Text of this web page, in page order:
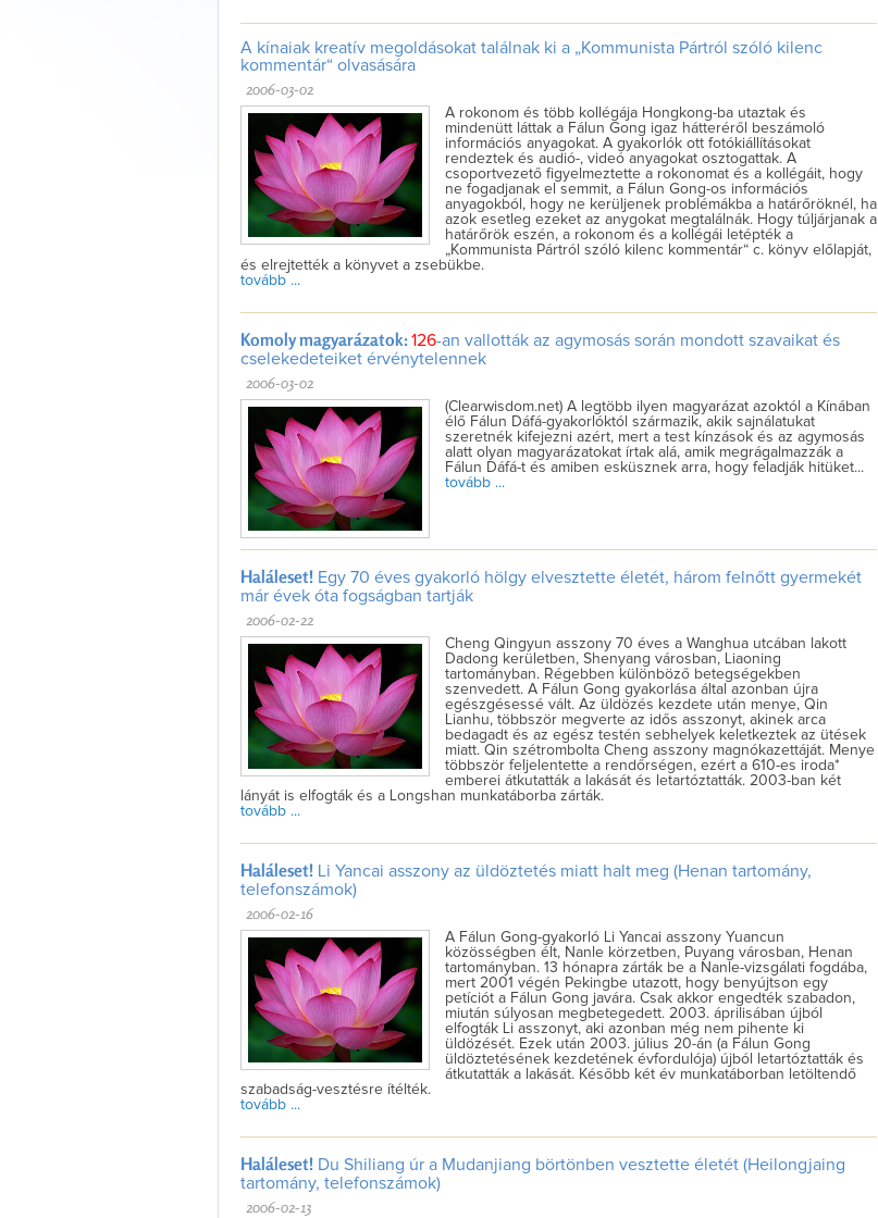
A kínaiak kreatív megoldásokat találnak ki a „Kommunista Pártról szóló kilenc
kommentár“ olvasására
2006-03-02
A rokonom és több kollégája Hongkong-ba utaztak és
mindenütt láttak a Fálun Gong igaz hátteréről beszámoló
információs anyagokat. A gyakorlók ott fotókiállításokat
rendeztek és audió-, videó anyagokat osztogattak. A
csoportvezető figyelmeztette a rokonomat és a kollégáit, hogy
ne fogadjanak el semmit, a Fálun Gong-os információs
anyagokból, hogy ne kerüljenek problémákba a határőröknél, ha
azok esetleg ezeket az anygokat megtalálnák. Hogy túljárjanak a
határőrök eszén, a rokonom és a kollégái letépték a
„Kommunista Pártról szóló kilenc kommentár“ c. könyv előlapját,
és elrejtették a könyvet a zsebükbe.
tovább ...
Komoly magyarázatok:126-an vallották az agymosás során mondott szavaikat és
cselekedeteiket érvénytelennek
2006-03-02
(Clearwisdom.net) A legtöbb ilyen magyarázat azoktól a Kínában
élő Fálun Dáfá-gyakorlóktól származik, akik sajnálatukat
szeretnék kifejezni azért, mert a test kínzások és az agymosás
alatt olyan magyarázatokat írtak alá, amik megrágalmazzák a
Fálun Dáfá-t és amiben esküsznek arra, hogy feladják hitüket...
tovább ...
Haláleset! Egy 70 éves gyakorló hölgy elvesztette életét, három felnőtt gyermekét
már évek óta fogságban tartják
2006-02-22
Cheng Qingyun asszony 70 éves a Wanghua utcában lakott
Dadong kerületben, Shenyang városban, Liaoning
tartományban. Régebben különböző betegségekben
szenvedett. A Fálun Gong gyakorlása által azonban újra
egészgésessé vált. Az üldözés kezdete után menye, Qin
Lianhu, többször megverte az idős asszonyt, akinek arca
bedagadt és az egész testén sebhelyek keletkeztek az ütések
miatt. Qin szétrombolta Cheng asszony magnókazettáját. Menye
többször feljelentette a rendőrségen, ezért a 610-es iroda*
emberei átkutatták a lakását és letartóztatták. 2003-ban két
lányát is elfogták és a Longshan munkatáborba zárták.
tovább ...
Haláleset! Li Yancai asszony az üldöztetés miatt halt meg (Henan tartomány,
telefonszámok)
2006-02-16
A Fálun Gong-gyakorló Li Yancai asszony Yuancun
közösségben élt, Nanle körzetben, Puyang városban, Henan
tartományban. 13 hónapra zárták be a Nanle-vizsgálati fogdába,
mert 2001 végén Pekingbe utazott, hogy benyújtson egy
petíciót a Fálun Gong javára. Csak akkor engedték szabadon,
miután súlyosan megbetegedett. 2003. áprilisában újból
elfogták Li asszonyt, aki azonban még nem pihente ki
üldözését. Ezek után 2003. július 20-án (a Fálun Gong
üldöztetésének kezdetének évfordulója) újból letartóztatták és
átkutatták a lakását. Később két év munkatáborban letöltendő
szabadság-vesztésre ítélték.
tovább ...
Haláleset! Du Shiliang úr a Mudanjiang börtönben vesztette életét (Heilongjaing
tartomány, telefonszámok)
2006-02-13